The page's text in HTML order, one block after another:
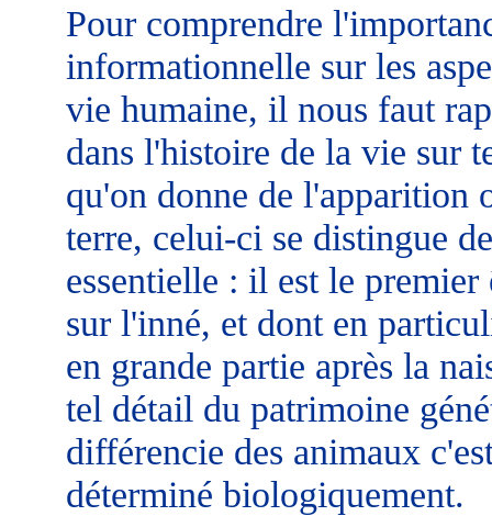
Pour comprendre
informationnelle sur les
vie humaine, il nous faut
dans l'histoire de la vie sur
qu'on donne de l'apparition
terre, celui-ci se distingue
essentielle : il est le
sur l'inné, et dont en
en grande partie après la
tel détail du patrimoine
différencie des animaux
déterminé biologiquement.